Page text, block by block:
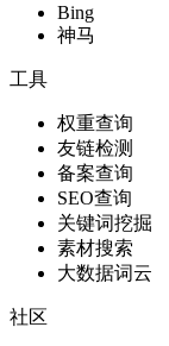
Bing
神马
工具
权重查询
友链检测
备案查询
SEO查询
关键词挖掘
素材搜索
大数据词云
社区